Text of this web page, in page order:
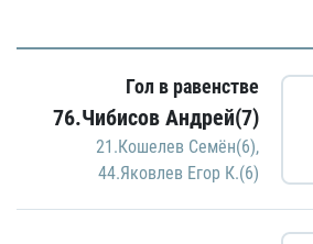
Гол в равенстве
76.Чибисов Андрей(7)
21.Кошелев Семён(6),
44.Яковлев Егор К.(6)